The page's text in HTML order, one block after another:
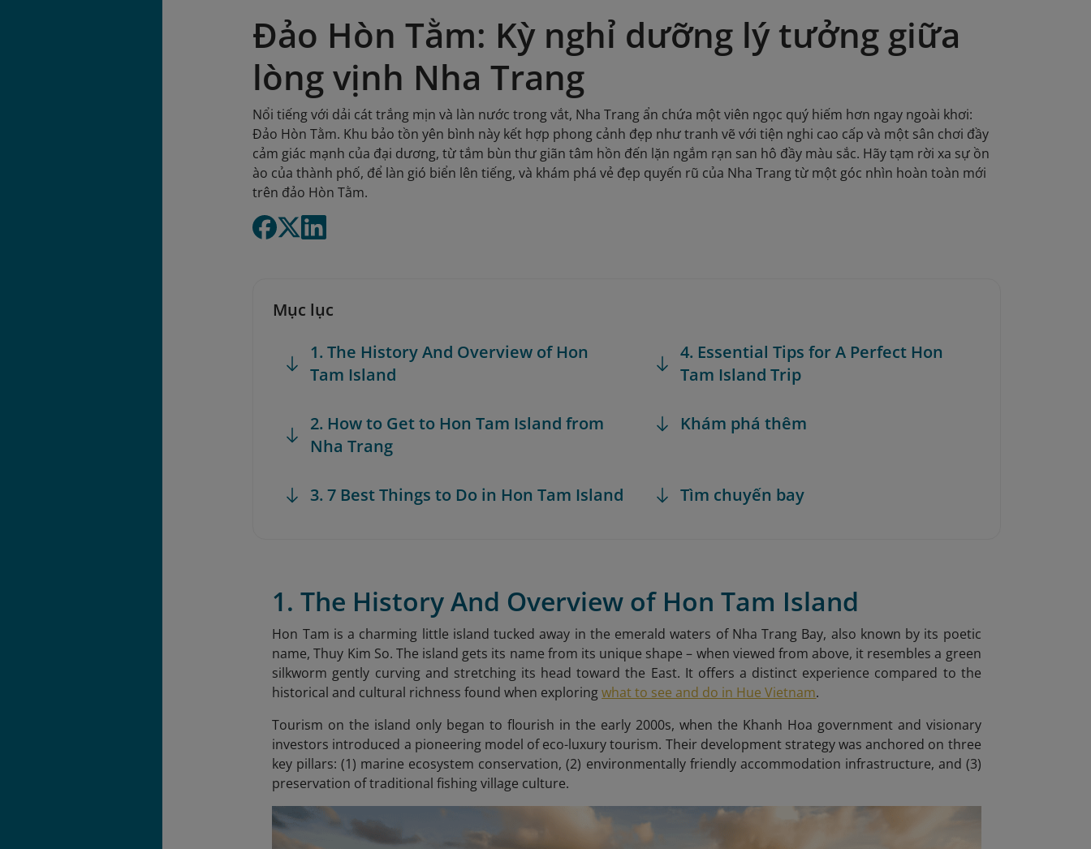
Đảo Hòn Tằm: Kỳ nghỉ dưỡng lý tưởng giữa
lòng vịnh Nha Trang
Nổi tiếng với dải cát trắng mịn và làn nước trong vắt, Nha Trang ẩn chứa một viên ngọc quý hiếm hơn ngay ngoài khơi:
Đảo Hòn Tằm. Khu bảo tồn yên bình này kết hợp phong cảnh đẹp như tranh vẽ với tiện nghi cao cấp và một sân chơi đầy
cảm giác mạnh của đại dương, từ tắm bùn thư giãn tâm hồn đến lặn ngắm rạn san hô đầy màu sắc. Hãy tạm rời xa sự ồn
ào của thành phố, để làn gió biển lên tiếng, và khám phá vẻ đẹp quyến rũ của Nha Trang từ một góc nhìn hoàn toàn mới
trên đảo Hòn Tằm.
Mục lục
1. The History And Overview of Hon
Tam Island
2. How to Get to Hon Tam Island from
Nha Trang
3. 7 Best Things to Do in Hon Tam Island
4. Essential Tips for A Perfect Hon
Tam Island Trip
Khám phá thêm
Tìm chuyến bay
1. The History And Overview of Hon Tam Island
Hon Tam is a charming little island tucked away in the emerald waters of Nha Trang Bay, also known by its poetic
name, Thuy Kim So. The island gets its name from its unique shape – when viewed from above, it resembles a green
silkworm gently curving and stretching its head toward the East. It offers a distinct experience compared to the
historical and cultural richness found when exploringwhat to see and do in Hue Vietnam.
Tourism on the island only began to flourish in the early 2000s, when the Khanh Hoa government and visionary
investors introduced a pioneering model of eco-luxury tourism. Their development strategy was anchored on three
key pillars: (1) marine ecosystem conservation, (2) environmentally friendly accommodation infrastructure, and (3)
preservation of traditional fishing village culture.